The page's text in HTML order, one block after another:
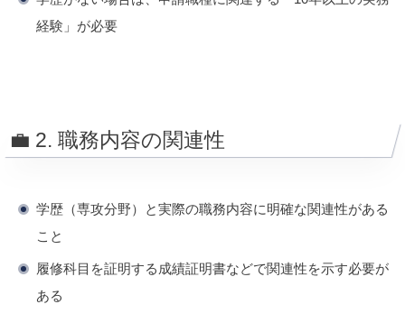
経験」が必要
💼 2. 職務内容の関連性
学歴（専攻分野）と実際の職務内容に明確な関連性がある
こと
履修科目を証明する成績証明書などで関連性を示す必要が
ある